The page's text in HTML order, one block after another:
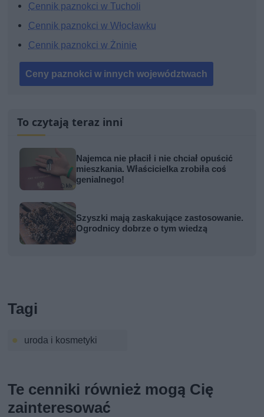
Cennik paznokci w Tucholi
Cennik paznokci w Włocławku
Cennik paznokci w Żninie
Ceny paznokci w innych województwach
To czytają teraz inni
Najemca nie płacił i nie chciał opuścić
mieszkania. Właścicielka zrobiła coś
genialnego!
Szyszki mają zaskakujące zastosowanie.
Ogrodnicy dobrze o tym wiedzą
Tagi
uroda i kosmetyki
Te cenniki również mogą Cię
zainteresować